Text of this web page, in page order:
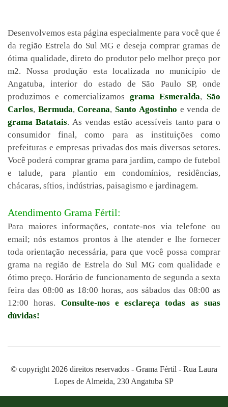
Desenvolvemos esta página especialmente para você que é
da região Estrela do Sul MG e deseja comprar gramas de
ótima qualidade, direto do produtor pelo melhor preço por
m2. Nossa produção esta localizada no município de
Angatuba, interior do estado de São Paulo SP, onde
produzimos e comercializamos grama Esmeralda,São
Carlos, Bermuda,Coreana,Santo Agostinho e venda de
grama Batatais. As vendas estão acessíveis tanto para o
consumidor final, como para as instituições como
prefeituras e empresas privadas dos mais diversos setores.
Você poderá comprar grama para jardim, campo de futebol
e talude, para plantio em condomínios, residências,
chácaras, sítios, indústrias, paisagismo e jardinagem.
Atendimento Grama Fértil:
Para maiores informações, contate-nos via telefone ou
email; nós estamos prontos à lhe atender e lhe fornecer
toda orientação necessária, para que você possa comprar
grama na região de Estrela do Sul MG com qualidade e
ótimo preço. Horário de funcionamento de segunda a sexta
feira das 08:00 as 18:00 horas, aos sábados das 08:00 as
12:00 horas. Consulte-nos e esclareça todas as suas
dúvidas!
© copyright 2026 direitos reservados - Grama Fértil - Rua Laura
Lopes de Almeida, 230 Angatuba SP